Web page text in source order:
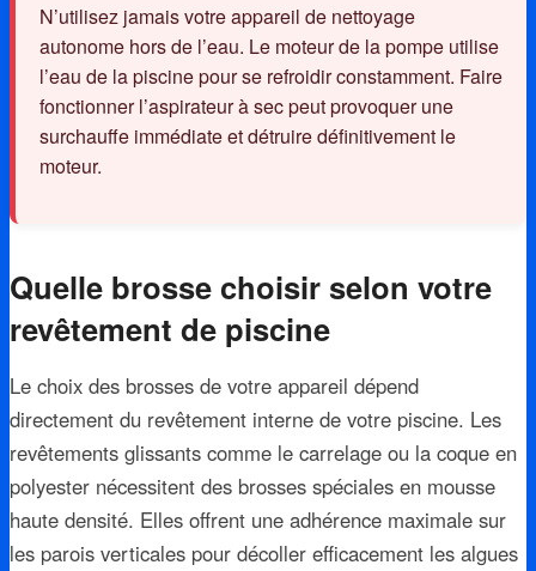
N’utilisez jamais votre appareil de nettoyage
autonome hors de l’eau. Le moteur de la pompe utilise
l’eau de la piscine pour se refroidir constamment. Faire
fonctionner l’aspirateur à sec peut provoquer une
surchauffe immédiate et détruire définitivement le
moteur.
Quelle brosse choisir selon votre
revêtement de piscine
Le choix des brosses de votre appareil dépend
directement du revêtement interne de votre piscine. Les
revêtements glissants comme le carrelage ou la coque en
polyester nécessitent des brosses spéciales en mousse
haute densité. Elles offrent une adhérence maximale sur
les parois verticales pour décoller efficacement les algues